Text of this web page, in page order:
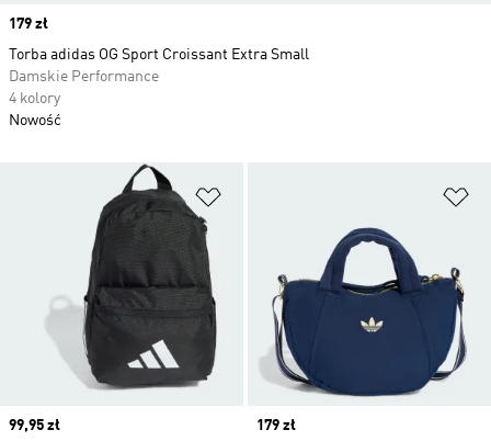
Price
99,95 zł
Price
179 zł
Price
179 zł
Torba adidas OG Sport Croissant Extra Small
Damskie Performance
4 kolory
Nowość